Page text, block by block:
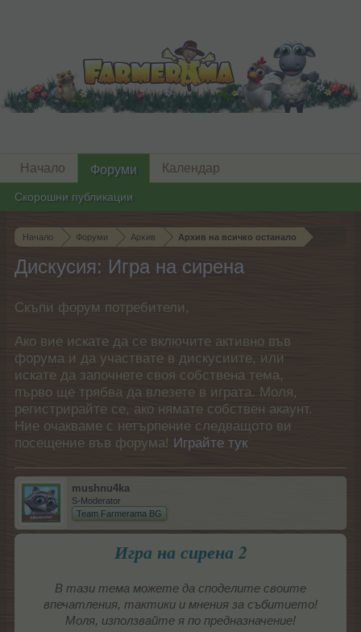
Начало Форуми Архив Архив на всичко останало
Дискусия: Игра на сирена
Скъпи форум потребители,
Ако вие искате да се включите активно във
форума и да участвате в дискусиите, или
искате да започнете своя собствена тема,
първо ще трябва да влезете в играта. Моля,
регистрирайте се, ако нямате собствен акаунт.
Ние очакваме с нетърпение следващото ви
посещение във форума! Играйте тук
mushnu4ka
S-Moderator
Team Farmerama BG
Игра на сирена 2
В тази тема можете да споделите своите
впечатления, тактики и мнения за събитието!
Моля, използвайте я по предназначение!
Начало Форуми
Скорошни публикации
Календар